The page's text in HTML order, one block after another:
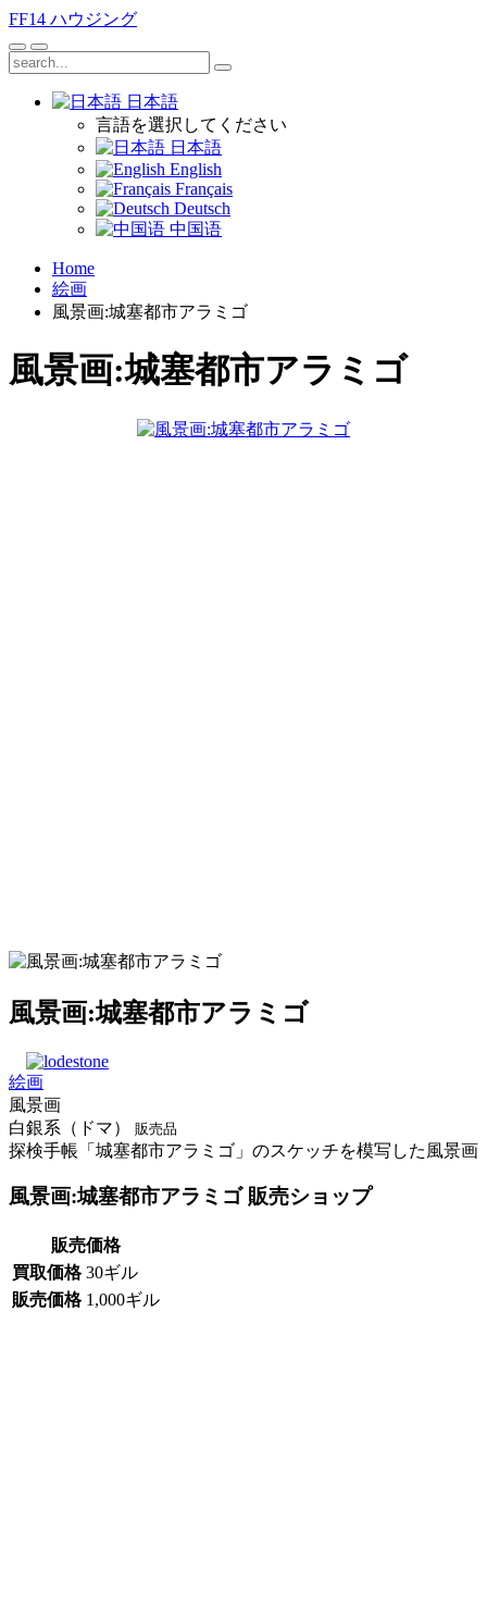
FF14 ハウジング
日本語
言語を選択してください
日本語
English
Français
Deutsch
中国语
Home
絵画
風景画:城塞都市アラミゴ
風景画:城塞都市アラミゴ
風景画:城塞都市アラミゴ
絵画
風景画
白銀系（ドマ） 販売品
探検手帳「城塞都市アラミゴ」のスケッチを模写した風景画
風景画:城塞都市アラミゴ 販売ショップ
販売価格
買取価格 30ギル
販売価格 1,000ギル